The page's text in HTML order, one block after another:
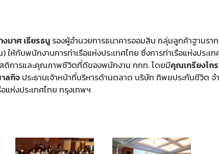
มาศ เธียรธนู รองผู้อำนวยการธนาคารออมสิน กลุ่มลูกค้าฐานร
บพนักงานการท่าเรือแห่งประเทศไทย ซึ่งการท่าเรือแห่งประเท
ดิการและคุณภาพชีวิตที่ดีของพนักงาน กกท. โดยมีคุณเกรียงไก
ลกิจ ประธานเจ้าหน้าที่บริหารด้านตลาด บริษัท ทิพยประกันชีวิต
ห่งประเทศไทย กรุงเทพฯ